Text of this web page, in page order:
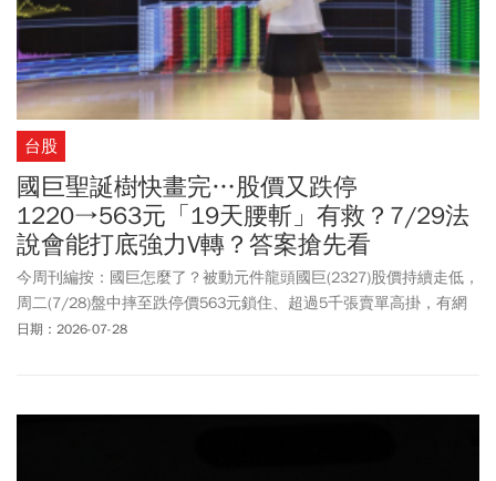
台股
國巨聖誕樹快畫完…股價又跌停
1220→563元「19天腰斬」有救？7/29法
說會能打底強力V轉？答案搶先看
今周刊編按：國巨怎麼了？被動元件龍頭國巨(2327)股價持續走低，
周二(7/28)盤中摔至跌停價563元鎖住、超過5千張賣單高掛，有網
友開玩笑稱「聖誕樹都快畫完了」，與歷史高點1220元相比，股價
日期：2026-07-28